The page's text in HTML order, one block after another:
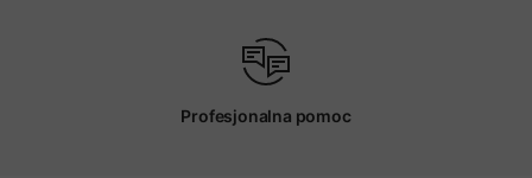
Profesjonalna pomoc